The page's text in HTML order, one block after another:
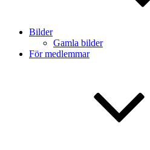
Bilder
Gamla bilder
För medlemmar